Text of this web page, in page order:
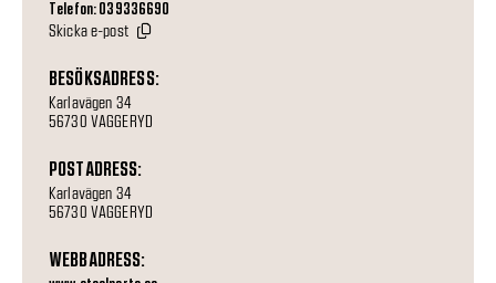
Telefon: 039336690
Skicka e-post
BESÖKSADRESS:
Karlavägen 34
56730 VAGGERYD
POSTADRESS:
Karlavägen 34
56730 VAGGERYD
WEBBADRESS: